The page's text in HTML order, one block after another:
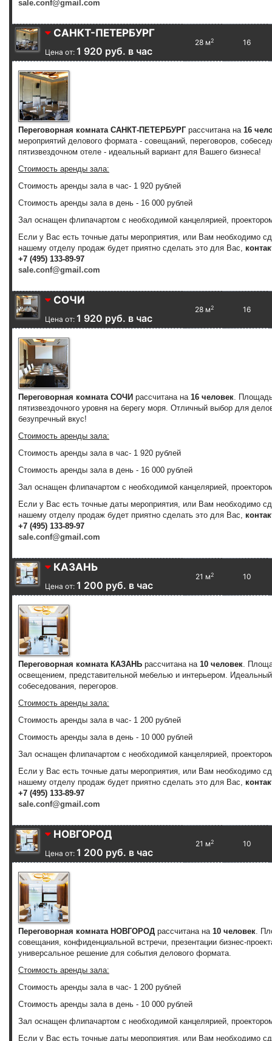
sale.conf@gmail.com
САНКТ-ПЕТЕРБУРГ
Цена от: 1 920 руб. в час
28 м2 16
Переговорная комната САНКТ-ПЕТЕРБУРГрассчитана на 16
мероприятий делового формата - совещаний, переговоров,
пятизвездочном отеле - идеальный вариант для Вашего бизнеса!
Стоимость аренды зала:
Стоимость аренды зала в час- 1 920 рублей
Стоимость аренды зала в день - 16 000 рублей
Зал оснащен флипачартом с необходимой канцелярией,
Если у Вас есть точные даты мероприятия, или Вам необходимо
нашему отделу продаж будет приятно сделать это для Вас,
+7 (495) 133-89-97
sale.conf@gmail.com
СОЧИ
Цена от: 1 920 руб. в час
28 м2 16
Переговорная комната СОЧИ рассчитана на 16 человек.
пятизвездочного уровня на берегу моря. Отличный выбор для
безупречный вкус!
Стоимость аренды зала:
Стоимость аренды зала в час- 1 920 рублей
Стоимость аренды зала в день - 16 000 рублей
Зал оснащен флипачартом с необходимой канцелярией,
Если у Вас есть точные даты мероприятия, или Вам необходимо
нашему отделу продаж будет приятно сделать это для Вас,
+7 (495) 133-89-97
sale.conf@gmail.com
КАЗАНЬ
Цена от: 1 200 руб. в час
21 м2 10
Переговорная комната КАЗАНЬ рассчитана на 10 человек.
освещением, представительной мебелью и интерьером.
собеседования, перегоров.
Стоимость аренды зала:
Стоимость аренды зала в час- 1 200 рублей
Стоимость аренды зала в день - 10 000 рублей
Зал оснащен флипачартом с необходимой канцелярией,
Если у Вас есть точные даты мероприятия, или Вам необходимо
нашему отделу продаж будет приятно сделать это для Вас,
+7 (495) 133-89-97
sale.conf@gmail.com
НОВГОРОД
Цена от: 1 200 руб. в час
21 м2 10
Переговорная комната НОВГОРОД рассчитана на 10 человек.
совещания, конфиденциальной встречи, презентации бизнес-
универсальное решение для события делового формата.
Стоимость аренды зала:
Стоимость аренды зала в час- 1 200 рублей
Стоимость аренды зала в день - 10 000 рублей
Зал оснащен флипачартом с необходимой канцелярией,
Если у Вас есть точные даты мероприятия, или Вам необходимо